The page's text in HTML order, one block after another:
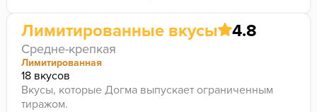
Лимитированные вкусы 4.8
Средне-крепкая
Лимитированная
18 вкусов
Вкусы, которые Догма выпускает ограниченным
тиражом.